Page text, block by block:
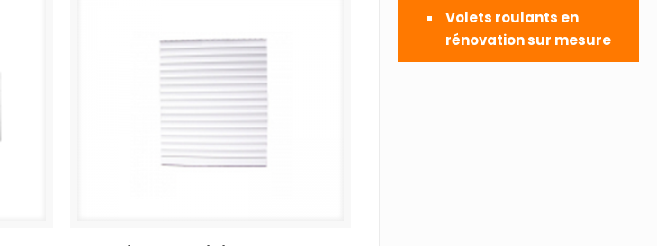
Volets roulants en
rénovation sur mesure